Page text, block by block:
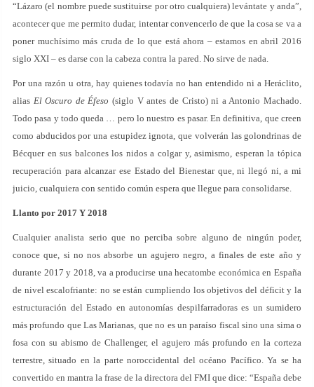
“Lázaro (el nombre puede sustituirse por otro cualquiera) levántate y anda”,
acontecer que me permito dudar, intentar convencerlo de que la cosa se va a
poner muchísimo más cruda de lo que está ahora – estamos en abril 2016
siglo XXI – es darse con la cabeza contra la pared. No sirve de nada.
Por una razón u otra, hay quienes todavía no han entendido ni a Heráclito,
alias El Oscuro de Éfeso (siglo V antes de Cristo) ni a Antonio Machado.
Todo pasa y todo queda … pero lo nuestro es pasar. En definitiva, que creen
como abducidos por una estupidez ignota, que volverán las golondrinas de
Bécquer en sus balcones los nidos a colgar y, asimismo, esperan la tópica
recuperación para alcanzar ese Estado del Bienestar que, ni llegó ni, a mi
juicio, cualquiera con sentido común espera que llegue para consolidarse.
Llanto por 2017 Y 2018
Cualquier analista serio que no perciba sobre alguno de ningún poder,
conoce que, si no nos absorbe un agujero negro, a finales de este año y
durante 2017 y 2018, va a producirse una hecatombe económica en España
de nivel escalofriante: no se están cumpliendo los objetivos del déficit y la
estructuración del Estado en autonomías despilfarradoras es un sumidero
más profundo que Las Marianas, que no es un paraíso fiscal sino una sima o
fosa con su abismo de Challenger, el agujero más profundo en la corteza
terrestre, situado en la parte noroccidental del océano Pacífico. Ya se ha
convertido en mantra la frase de la directora del FMI que dice: “España debe